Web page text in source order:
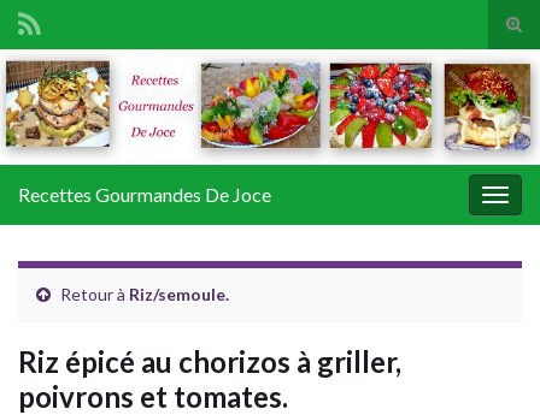
Search for:
Recettes Gourmandes De Joce
Retour à Riz/semoule.
Riz épicé au chorizos à griller,
poivrons et tomates.